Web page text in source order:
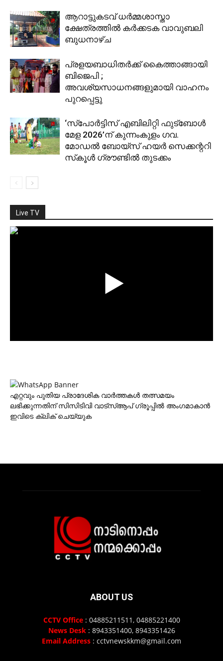
ആറാട്ടുകടവ് ധര്‍മ്മശാസ്താ
ക്ഷേത്രത്തില്‍ കര്‍ക്കടക വാവുബലി
ബുധനാഴ്ച
പ്രളയബാധിതർക്ക് കൈത്താങ്ങായി
ബിജെപി ;
അവശ്യസാധനങ്ങളുമായി വാഹനം
പുറപ്പെട്ടു
‘സ്പോര്‍ട്ടിസ് എബിലിറ്റി ഫുട്‌ബോള്‍
മേള 2026’ന് കുന്നംകുളം ഗവ.
മോഡല്‍ ബോയ്‌സ് ഹയര്‍ സെക്കന്ററി
സ്‌കൂള്‍ ഗ്രൗണ്ടില്‍ തുടക്കം
Live TV
എറ്റവും പുതിയ പ്രാദേശിക വാര്‍ത്തകള്‍ തത്സമയം
ലഭിക്കുന്നതിന് സിസിടിവി വാട്‌സ്ആപ് ഗ്രൂപ്പില്‍ അംഗമാകാന്‍
ഇവിടെ ക്ലിക് ചെയ്യുക
ABOUT US
CCTV Office: 04885211511, 04885221400
News Desk: 8943351400, 8943351426
Email Address : cctvnewskkm@gmail.com